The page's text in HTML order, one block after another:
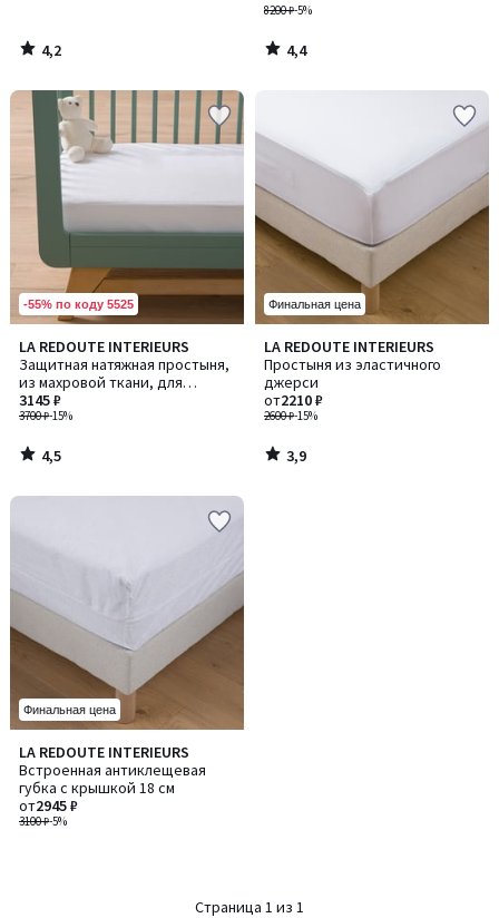
4,2
/
8200 ₽-5%
4,4
/
-55% по коду 5525
LA REDOUTE INTERIEURS
Защитная натяжная простыня,
из махровой ткани, для
новорожденного
3700 ₽-15%
3145 ₽
4,5
/ 5
4,5
/
Финальная цена
LA REDOUTE INTERIEURS
Простыня из эластичного
джерси
2600 ₽-15%
от2210 ₽
3,9
/ 5
3,9
/
Финальная цена
LA REDOUTE INTERIEURS
Встроенная антиклещевая
губка с крышкой 18 см
3100 ₽-5%
от2945 ₽
Страница 1 из 1